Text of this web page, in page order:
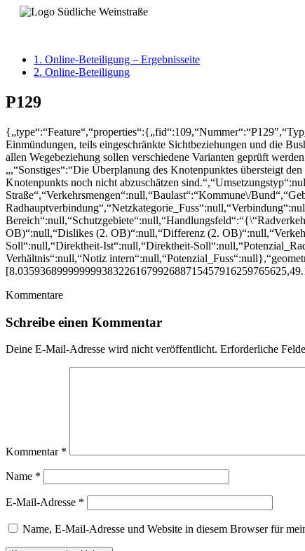
1. Online-Beteiligung – Ergebnisseite
2. Online-Beteiligung
P129
Einmündungen, teils eingeschränkte Sichtbeziehungen und die
allen Wegebeziehung sollen verschiedene Varianten geprüft
„,“Sonstiges“:“Die Überplanung des Knotenpunktes übersteigt
Knotenpunkts noch nicht abzuschätzen
Straße“,“Verkehrsmengen“:null,“Baulast“:“Kommune\/
OB)“:null,“Dislikes (2. OB)“:null,“Differenz (2.
Soll“:null,“Direktheit-Ist“:null,“Direktheit-
Verhältnis“:null,“Notiz
Kommentare
Schreibe einen Kommentar
Deine E-Mail-Adresse wird nicht veröffentlicht. Erforderliche
Kommentar *
Name *
E-Mail-Adresse *
Name, E-Mail-Adresse und Website in diesem Browser für